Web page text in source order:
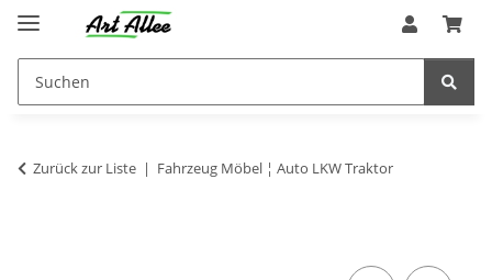
Zurück zur Liste Fahrzeug Möbel ¦ Auto LKW Traktor